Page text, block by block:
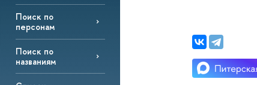
Поиск по
персонам
Поиск по
названиям